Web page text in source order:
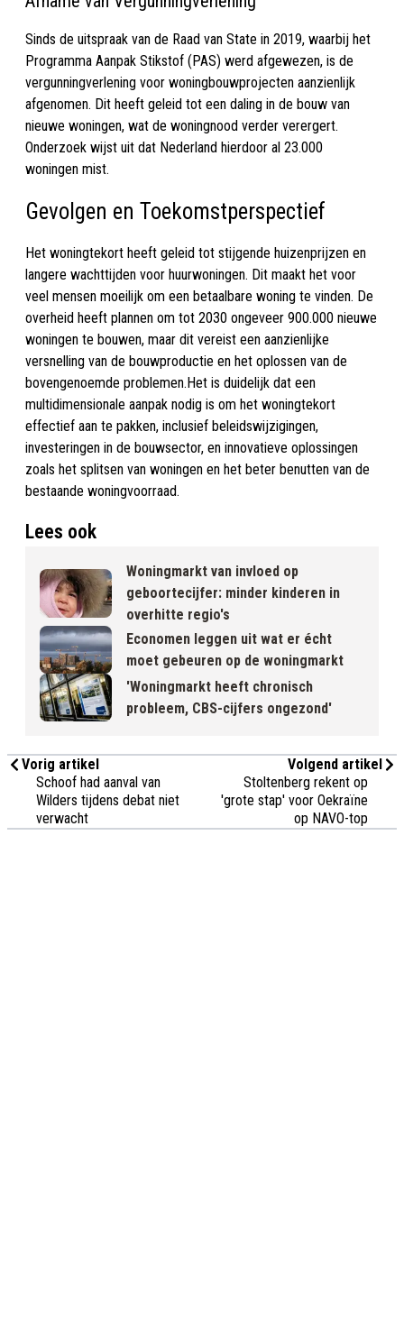
Sinds de uitspraak van de Raad van State in 2019, waarbij het
Programma Aanpak Stikstof (PAS) werd afgewezen, is de
vergunningverlening voor woningbouwprojecten aanzienlijk
afgenomen. Dit heeft geleid tot een daling in de bouw van
nieuwe woningen, wat de woningnood verder verergert.
Onderzoek wijst uit dat Nederland hierdoor al 23.000
woningen mist.
Gevolgen en Toekomstperspectief
Het woningtekort heeft geleid tot stijgende huizenprijzen en
langere wachttijden voor huurwoningen. Dit maakt het voor
veel mensen moeilijk om een betaalbare woning te vinden. De
overheid heeft plannen om tot 2030 ongeveer 900.000 nieuwe
woningen te bouwen, maar dit vereist een aanzienlijke
versnelling van de bouwproductie en het oplossen van de
bovengenoemde problemen.Het is duidelijk dat een
multidimensionale aanpak nodig is om het woningtekort
effectief aan te pakken, inclusief beleidswijzigingen,
investeringen in de bouwsector, en innovatieve oplossingen
zoals het splitsen van woningen en het beter benutten van de
bestaande woningvoorraad.
Lees ook
Woningmarkt van invloed op
geboortecijfer: minder kinderen in
overhitte regio's
Economen leggen uit wat er écht
moet gebeuren op de woningmarkt
'Woningmarkt heeft chronisch
probleem, CBS-cijfers ongezond'
Vorig artikel
Schoof had aanval van
Wilders tijdens debat niet
verwacht
Volgend artikel
Stoltenberg rekent op
'grote stap' voor Oekraïne
op NAVO-top